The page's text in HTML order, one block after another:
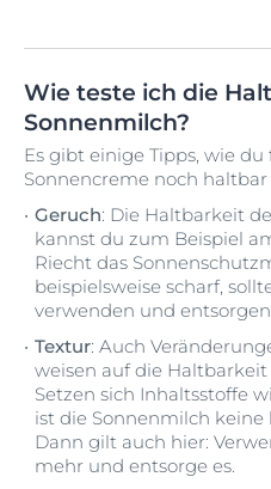
Wie teste ich die
Sonnenmilch?
Es gibt einige Tipps, wie
Sonnencreme noch haltbar
Geruch: Die Haltbarkeit
kannst du zum Beispiel
Riecht das
beispielsweise scharf,
verwenden und
Textur: Auch
weisen auf die
Setzen sich Inhaltsstoffe
ist die Sonnenmilch
Dann gilt auch hier:
mehr und entsorge es.